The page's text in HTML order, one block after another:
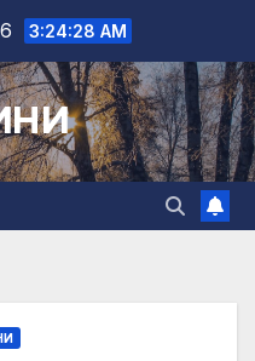
3:24:30 AM